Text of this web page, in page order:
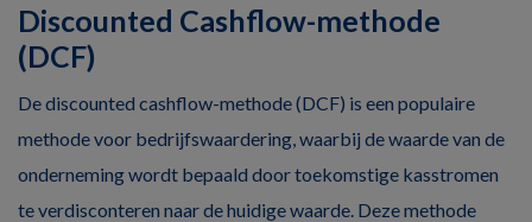
Discounted Cashflow-methode
(DCF)
De discounted cashflow-methode (DCF) is een populaire
methode voor bedrijfswaardering, waarbij de waarde van de
onderneming wordt bepaald door toekomstige kasstromen
te verdisconteren naar de huidige waarde. Deze methode